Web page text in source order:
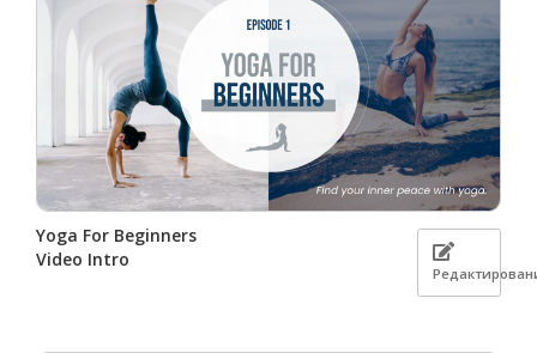
Yoga For Beginners
Video Intro